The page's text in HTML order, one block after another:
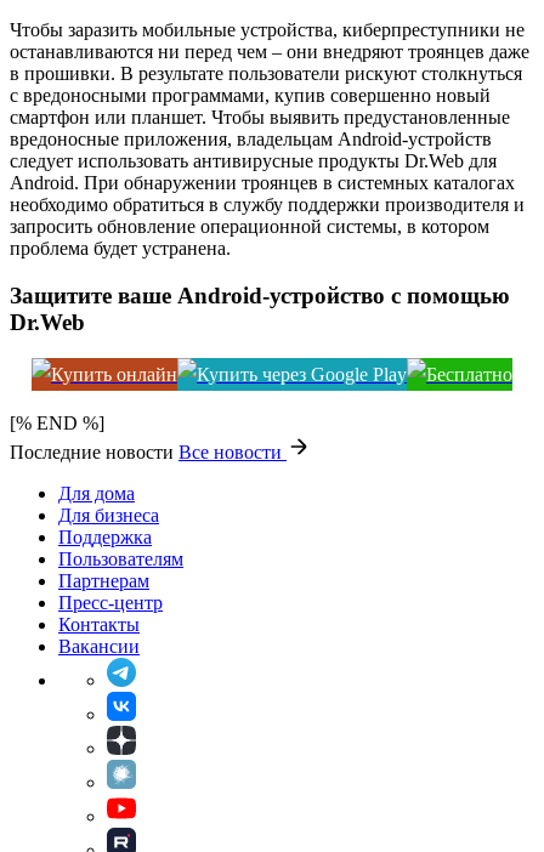
Чтобы заразить мобильные устройства, киберпреступники не
останавливаются ни перед чем – они внедряют троянцев даже
в прошивки. В результате пользователи рискуют столкнуться
с вредоносными программами, купив совершенно новый
смартфон или планшет. Чтобы выявить предустановленные
вредоносные приложения, владельцам Android-устройств
следует использовать антивирусные продукты Dr.Web для
Android. При обнаружении троянцев в системных каталогах
необходимо обратиться в службу поддержки производителя и
запросить обновление операционной системы, в котором
проблема будет устранена.
Защитите ваше Android-устройство с помощью
Dr.Web
[% END %]
Последние новости Все новости
Для дома
Для бизнеса
Поддержка
Пользователям
Партнерам
Пресс-центр
Контакты
Вакансии